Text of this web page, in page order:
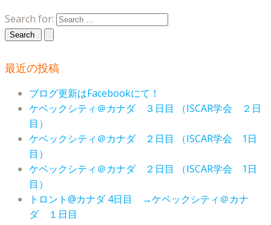
Search for:
最近の投稿
ブログ更新はFacebookにて！
ケベックシティ＠カナダ ３日目 （ISCAR学会 ２日
目）
ケベックシティ＠カナダ ２日目 （ISCAR学会 1日
目）
ケベックシティ＠カナダ ２日目 （ISCAR学会 1日
目）
トロント@カナダ 4日目 →ケベックシティ＠カナ
ダ １日目